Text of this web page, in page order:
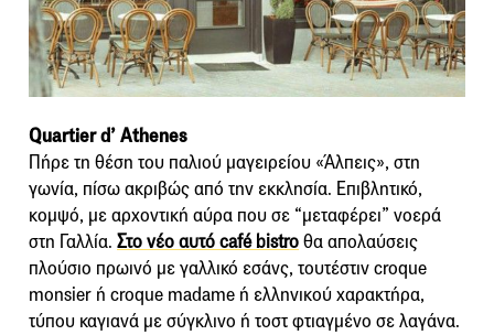
Quartier d’ Athenes
Πήρε τη θέση του παλιού μαγειρείου «Άλπεις», στη
γωνία, πίσω ακριβώς από την εκκλησία. Επιβλητικό,
κομψό, με αρχοντική αύρα που σε “μεταφέρει” νοερά
στη Γαλλία. Στο νέο αυτό café bistroθα απολαύσεις
πλούσιο πρωινό με γαλλικό εσάνς, τουτέστιν croque
monsier ή croque madame ή ελληνικού χαρακτήρα,
τύπου καγιανά με σύγκλινο ή τοστ φτιαγμένο σε λαγάνα.